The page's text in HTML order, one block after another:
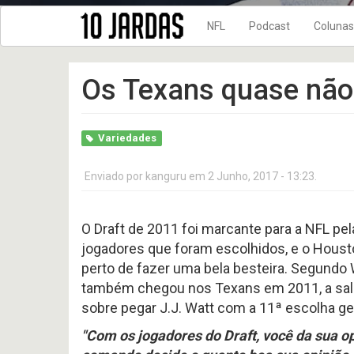
NFL
NFL Temporada
NFL Temporada 2021
NFL Temporada 2025
New Era + 10Jardas
NFL Temporada
NFL temporada 2017
NFL Temporada 2016
NFL Temporada 2014
Podcast
10 Jardas
DRIVE FINAL
no
Preview
2026
AFC
WEST
no
Preview
2026
AFC
NORTH
10
no
Colunas
Os Texans quase
Variedades
Enviado por kanguru em 2 Junho, 2017 - 13:23.
O Draft de 2011 foi marcante para a NFL
jogadores que foram escolhidos, e o
perto de fazer uma bela besteira. Segundo
também chegou nos Texans em 2011, a
sobre pegar J.J. Watt com a 11ª escolha
"Com os jogadores do Draft, você da sua